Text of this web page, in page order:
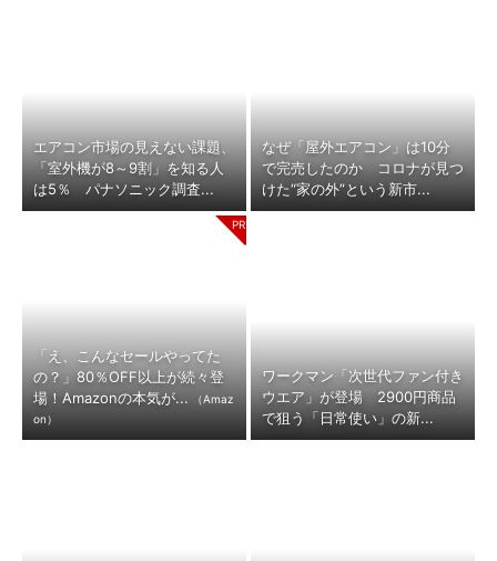
エアコン市場の見えない課題、
「室外機が8～9割」を知る人
は5％ パナソニック調査...
なぜ「屋外エアコン」は10分
で完売したのか コロナが見つ
けた“家の外”という新市...
「え、こんなセールやってた
の？」80％OFF以上が続々登
場！Amazonの本気が...
（Amaz
on）
ワークマン「次世代ファン付き
ウエア」が登場 2900円商品
で狙う「日常使い」の新...